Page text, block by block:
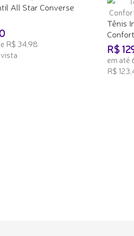
All Star Converse
R$ 34,98
vista
Tênis
R$
em até
R$